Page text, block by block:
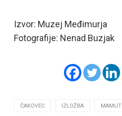
Izvor: Muzej Međimurja
Fotografije: Nenad Buzjak
ČAKOVEC IZLOŽBA MAMUT